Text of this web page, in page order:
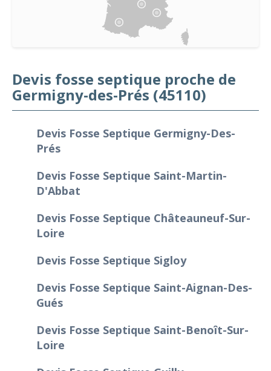
Devis fosse septique proche de
Germigny-des-Prés (45110)
Devis Fosse Septique Germigny-Des-
Prés
Devis Fosse Septique Saint-Martin-
D'Abbat
Devis Fosse Septique Châteauneuf-Sur-
Loire
Devis Fosse Septique Sigloy
Devis Fosse Septique Saint-Aignan-Des-
Gués
Devis Fosse Septique Saint-Benoît-Sur-
Loire